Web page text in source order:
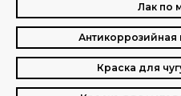
Лак по
Антикоррозийная
Краска для